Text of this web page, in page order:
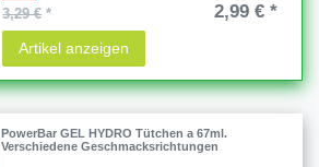
3,29 €* 2,99 € *
Artikel anzeigen
PowerBar GEL HYDRO Tütchen a 67ml.
Verschiedene Geschmacksrichtungen